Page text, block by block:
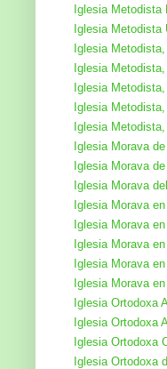
Iglesia
Iglesia Metodista
Iglesia
Iglesia
Iglesia
Iglesia
Iglesia
Iglesia Morava
Iglesia Morava
Iglesia Morava
Iglesia Morava
Iglesia Morava
Iglesia Morava
Iglesia Morava
Iglesia Morava
Iglesia Ortodoxa
Iglesia Ortodoxa
Iglesia Ortodoxa
Iglesia Ortodoxa